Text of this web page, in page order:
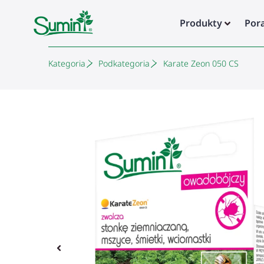
Produkty
Kategoria Podkategoria Karate Zeon 050 CS